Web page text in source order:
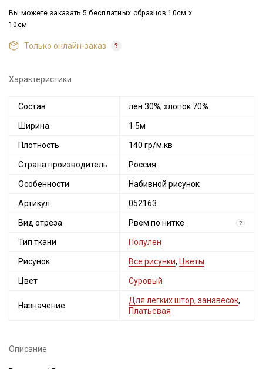
Вы можете заказать 5 бесплатных образцов 10см x
10см
Только онлайн-заказ
Характеристики
Состав лен 30%; хлопок 70%
Ширина 1.5м
Плотность 140 гр/м.кв
Страна производитель Россия
Особенности Набивной рисунок
Артикул 052163
Вид отреза Рвем по нитке ?
Тип ткани Полулен
Рисунок Все рисунки, Цветы
Цвет Суровый
Назначение
Для легких штор, занавесок,
Платьевая
Описание